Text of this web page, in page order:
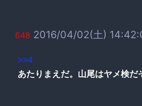
648 2016/04/02(土)
>>4
あたりまえだ。山尾はヤメ検だ